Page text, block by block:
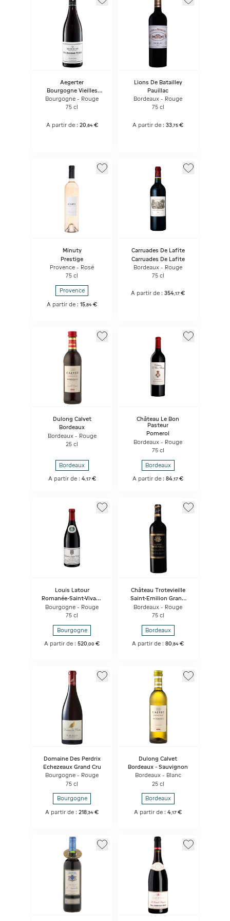
Aegerter
Bourgogne Vieilles
Vignes
Bourgogne - Rouge
75 cl
A partir de : 20 84 €
Lions De Batailley
Pauillac
Bordeaux - Rouge
75 cl
A partir de :33 ,75 €
Minuty
Prestige
Provence - Rosé
75 cl
Provence
A partir de :15 ,84 €
Carruades De Lafite
Carruades De Lafite
Bordeaux - Rouge
75 cl
A partir de :354,17 €
Dulong Calvet
Bordeaux
Bordeaux - Rouge
25 cl
Bordeaux
A partir de : 4,17 €
Château Le Bon
Pasteur
Pomerol
Bordeaux - Rouge
75 cl
Bordeaux
A partir de :84,17 €
Louis Latour
Romanée-Saint-Vivant
- Les Quatre Journaux
Bourgogne - Rouge
75 cl
Bourgogne
A partir de :520,00 €
Château Trotevieille
Saint-Emilion Grand
Bordeaux - Rouge
75 cl
Bordeaux
A partir de :80,84 €
Domaine Des Perdrix
Echezeaux Grand Cru
Bourgogne - Rouge
75 cl
Bourgogne
A partir de :218,34 €
Dulong Calvet
Bordeaux - Sauvignon
Bordeaux - Blanc
25 cl
Bordeaux
A partir de :4,17 €